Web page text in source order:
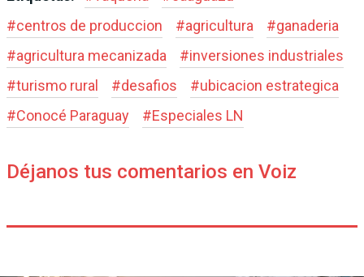
#centros de produccion #agricultura #ganaderia
#agricultura mecanizada #inversiones industriales
#turismo rural #desafios #ubicacion estrategica
#Conocé Paraguay #Especiales LN
Déjanos tus comentarios en Voiz